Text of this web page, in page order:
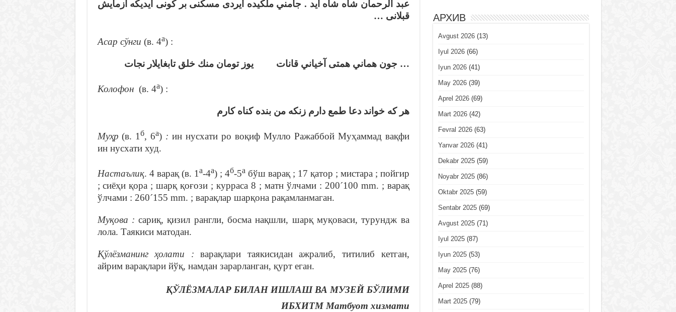
عبد الرحمان شاه شاه ايد . جامني ملكيده ايردى مسكنى بر كونى ايديكه ازمايش
قبلانى …
Асар сўнги (в. 4а) :
… جون هماني همتى آخياني قانات يوز تومان منك خلق تابغايلار نجات
Колофон (в. 4а) :
هر كه خواند دعا طمع دارم زنكه من بنده كناه كارم
Муҳр(в. 1б, 6а) : ин нусхати ро воқиф Мулло Ражаббой Муҳаммад вақфи
ин нусхати худ.
Настаълиқ. 4 варақ (в. 1а-4а) ; 4б-5абўш варақ ; 17 қатор ; мистара ; пойгир
; сиёҳи қора ; шарқ қоғози ; курраса 8 ; матн ўлчами : 200´100 mm. ; варақ
ўлчами : 260´155 mm. ; варақлар шарқона рақамланмаган.
Муқова : сариқ, қизил рангли, босма нақшли, шарқ муқоваси, турундж ва
лола. Таякиси матодан.
Қўлёзманинг ҳолати : варақлари таякисидан ажралиб, титилиб кетган,
айрим варақлари йўқ, намдан зарарланган, қурт еган.
ҚЎЛЁЗМАЛАР БИЛАН ИШЛАШ ВА МУЗЕЙ БЎЛИМИ
ИБХИТМ Матбуот хизмати
АРХИВ
Avgust 2026(13)
Iyul 2026(66)
Iyun 2026(41)
May 2026(39)
Aprel 2026(69)
Mart 2026(42)
Fevral 2026(63)
Yanvar 2026(41)
Dekabr 2025(59)
Noyabr 2025(86)
Oktabr 2025(59)
Sentabr 2025(69)
Avgust 2025(71)
Iyul 2025(87)
Iyun 2025(53)
May 2025(76)
Aprel 2025(88)
Mart 2025(79)